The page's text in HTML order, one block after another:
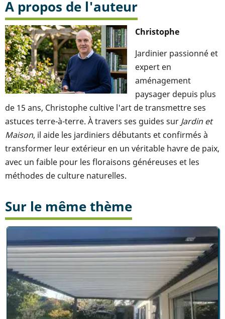
A propos de l'auteur
Christophe
Jardinier passionné et
expert en
aménagement
paysager depuis plus
de 15 ans, Christophe cultive l'art de transmettre ses
astuces terre-à-terre. À travers ses guides sur Jardin et
Maison, il aide les jardiniers débutants et confirmés à
transformer leur extérieur en un véritable havre de paix,
avec un faible pour les floraisons généreuses et les
méthodes de culture naturelles.
Sur le même thème